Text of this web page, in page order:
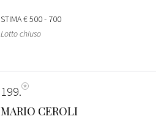
STIMA€ 500 - 700
Lotto chiuso
199
MARIO CEROLI